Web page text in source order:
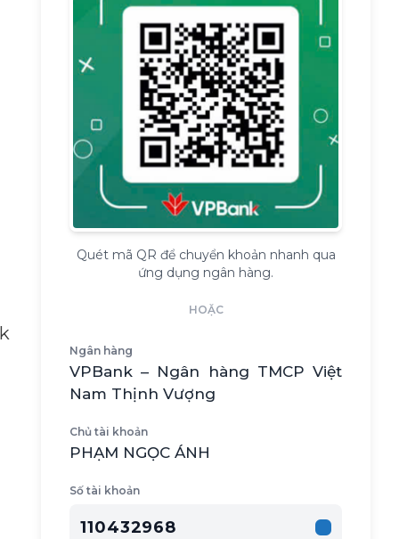
Quét mã QR để chuyển khoản nhanh qua
ứng dụng ngân hàng.
HOẶC
Ngân hàng
VPBank – Ngân hàng TMCP Việt
Nam Thịnh Vượng
Chủ tài khoản
PHẠM NGỌC ÁNH
Số tài khoản
110432968